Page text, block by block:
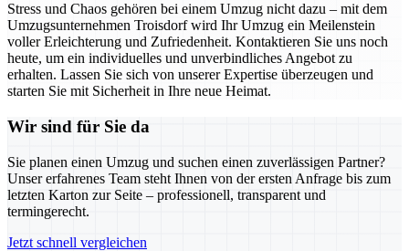
Stress und Chaos gehören bei einem Umzug nicht dazu – mit dem
Umzugsunternehmen Troisdorf wird Ihr Umzug ein Meilenstein
voller Erleichterung und Zufriedenheit. Kontaktieren Sie uns noch
heute, um ein individuelles und unverbindliches Angebot zu
erhalten. Lassen Sie sich von unserer Expertise überzeugen und
starten Sie mit Sicherheit in Ihre neue Heimat.
Wir sind für Sie da
Sie planen einen Umzug und suchen einen zuverlässigen Partner?
Unser erfahrenes Team steht Ihnen von der ersten Anfrage bis zum
letzten Karton zur Seite – professionell, transparent und
termingerecht.
Jetzt schnell vergleichen